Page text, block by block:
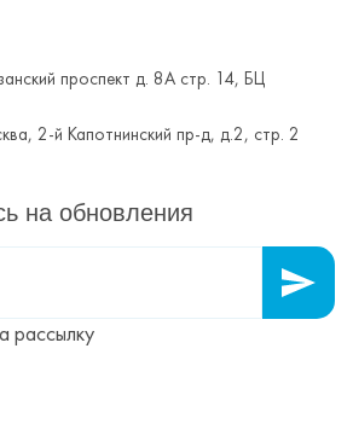
проспект д. 8А стр. 14, БЦ
2-й Капотнинский пр-д, д.2, стр. 2
на обновления
рассылку